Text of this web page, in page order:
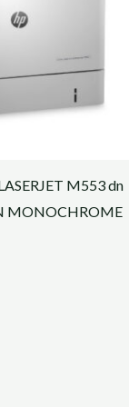
M553 dn
MONOCHROME